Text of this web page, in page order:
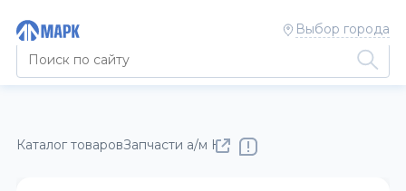
Выбор города
Каталог товаровЗапчасти а/м КАМАЗ